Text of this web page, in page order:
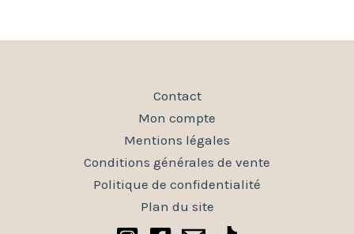
Contact
Mon compte
Mentions légales
Conditions générales de vente
Politique de confidentialité
Plan du site